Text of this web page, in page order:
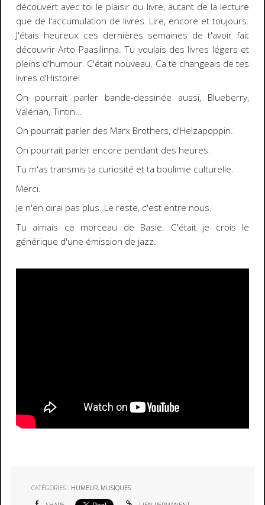
découvert avec toi le plaisir du livre, autant de la lecture
que de l'accumulation de livres. Lire, encore et toujours.
J'étais heureux ces dernières semaines de t'avoir fait
découvrir Arto Paasilinna. Tu voulais des livres légers et
pleins d'humour. C'était nouveau. Ca te changeais de tes
livres d'Histoire!
On pourrait parler bande-dessinée aussi, Blueberry,
Valérian, Tintin...
On pourrait parler des Marx Brothers, d'Helzapoppin.
On pourrait parler encore pendant des heures.
Tu m'as transmis ta curiosité et ta boulimie culturelle.
Merci.
Je n'en dirai pas plus. Le reste, c'est entre nous.
Tu aimais ce morceau de Basie. C'était je crois le
générique d'une émission de jazz.
CATÉGORIES : HUMEUR, MUSIQUES